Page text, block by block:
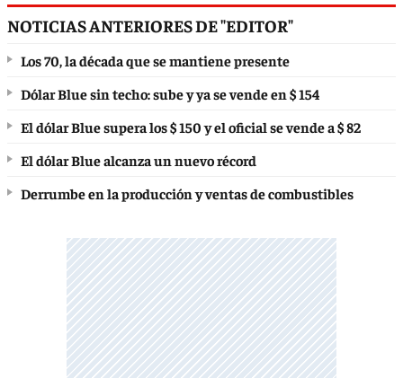
NOTICIAS ANTERIORES DE "EDITOR"
Los 70, la década que se mantiene presente
Dólar Blue sin techo: sube y ya se vende en $ 154
El dólar Blue supera los $ 150 y el oficial se vende a $ 82
El dólar Blue alcanza un nuevo récord
Derrumbe en la producción y ventas de combustibles